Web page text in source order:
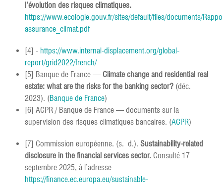
l’évolution des risques climatiques.
https://www.ecologie.gouv.fr/sites/default/files/documents/
assurance_climat.pdf
[4] - https://www.internal-displacement.org/global-
report/grid2022/french/
[5] Banque de France — Climate change and residential real
estate: what are the risks for the banking sector? (déc.
2023). (Banque de France)
[6] ACPR / Banque de France — documents sur la
supervision des risques climatiques bancaires. (ACPR)
[7] Commission européenne. (s. d.). Sustainability-related
disclosure in the financial services sector. Consulté 17
septembre 2025, à l’adresse
https://finance.ec.europa.eu/sustainable-